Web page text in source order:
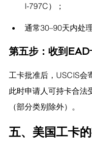
I-797C）；
通常30–90天内处理
第五步：收到
工卡批准后，USCIS会
此时申请人可持卡合法
（部分类别除外）。
五、美国工卡